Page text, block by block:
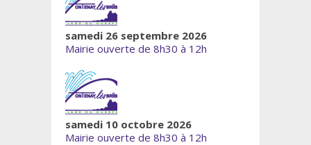
samedi 26 septembre 2026
Mairie ouverte de 8h30 à 12h
samedi 10 octobre 2026
Mairie ouverte de 8h30 à 12h